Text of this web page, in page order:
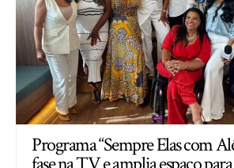
Programa “Sempre Elas com